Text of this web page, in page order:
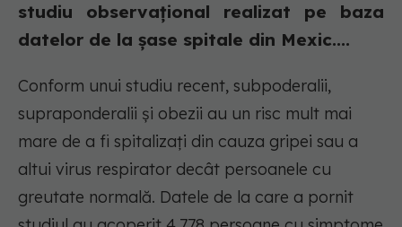
studiu observațional realizat pe baza
datelor de la șase spitale din Mexic....
Conform unui studiu recent, subpoderalii,
supraponderalii și obezii au un risc mult mai
mare de a fi spitalizați din cauza gripei sau a
altui virus respirator decât persoanele cu
greutate normală. Datele de la care a pornit